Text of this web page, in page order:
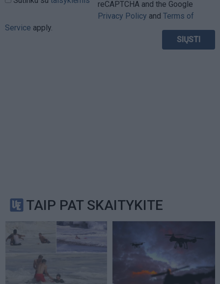
reCAPTCHA and the Google
Privacy Policy and Terms of
Service apply.
TAIP PAT SKAITYKITE